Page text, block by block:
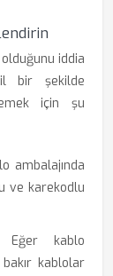
iddia
bir şekilde
için şu
ambalajında
ve karekodlu
Eğer kablo
kablolar